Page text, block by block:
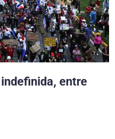
entre